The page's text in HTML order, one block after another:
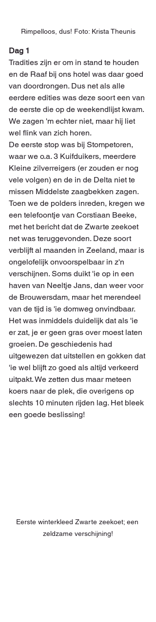
Rimpelloos, dus! Foto: Krista Theunis
Dag 1
Tradities zijn er om in stand te houden
en de Raaf bij ons hotel was daar goed
van doordrongen. Dus net als alle
eerdere edities was deze soort een van
de eerste die op de weekendlijst kwam.
We zagen 'm echter niet, maar hij liet
wel flink van zich horen.
De eerste stop was bij Stompetoren,
waar we o.a. 3 Kuifduikers, meerdere
Kleine zilverreigers (er zouden er nog
vele volgen) en de in de Delta niet te
missen Middelste zaagbekken zagen.
Toen we de polders inreden, kregen we
een telefoontje van Corstiaan Beeke,
met het bericht dat de Zwarte zeekoet
net was teruggevonden. Deze soort
verblijft al maanden in Zeeland, maar is
ongelofelijk onvoorspelbaar in z'n
verschijnen. Soms duikt 'ie op in een
haven van Neeltje Jans, dan weer voor
de Brouwersdam, maar het merendeel
van de tijd is 'ie domweg onvindbaar.
Het was inmiddels duidelijk dat als 'ie
er zat, je er geen gras over moest laten
groeien. De geschiedenis had
uitgewezen dat uitstellen en gokken dat
'ie wel blijft zo goed als altijd verkeerd
uitpakt. We zetten dus maar meteen
koers naar de plek, die overigens op
slechts 10 minuten rijden lag. Het bleek
een goede beslissing!
Eerste winterkleed Zwarte zeekoet; een
zeldzame verschijning!